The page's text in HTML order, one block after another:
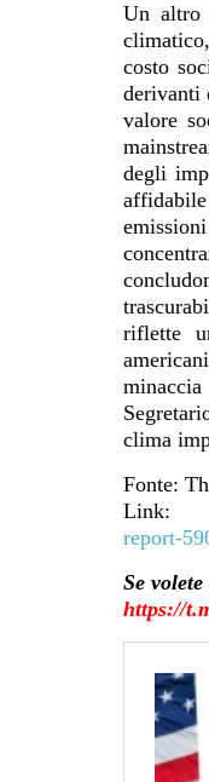
Un altro
costo
derivanti
valore
degli
riflette
clima
Fonte:
report-
Se
https://